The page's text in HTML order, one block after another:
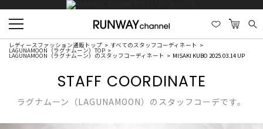
レディースファッション通販トップ すべてのスタッフコーディネート
LAGUNAMOON（ラグナムーン）TOP
LAGUNAMOON（ラグナムーン）のスタッフコーディネート MISAKI KUBO 2025.03.14 UP
STAFF COORDINATE
ラグナムーン（LAGUNAMOON）のスタッフコーデです。